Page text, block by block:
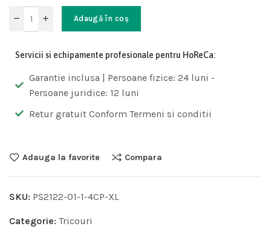
Adaugă în coș
Servicii si echipamente profesionale pentru HoReCa:
Garantie inclusa | Persoane fizice: 24 luni -
Persoane juridice: 12 luni
Retur gratuit Conform Termeni si conditii
Adauga la favorite Compara
SKU: PS2122-01-1-4CP-XL
Categorie: Tricouri